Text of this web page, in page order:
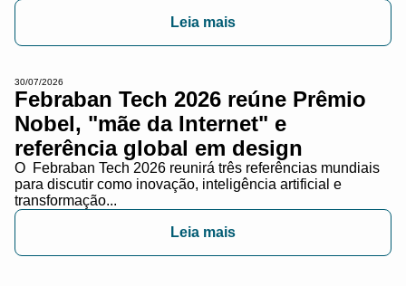
Leia mais
30/07/2026
Febraban Tech 2026 reúne Prêmio
Nobel, "mãe da Internet" e
referência global em design
O Febraban Tech 2026 reunirá três referências mundiais
para discutir como inovação, inteligência artificial e
transformação...
Leia mais